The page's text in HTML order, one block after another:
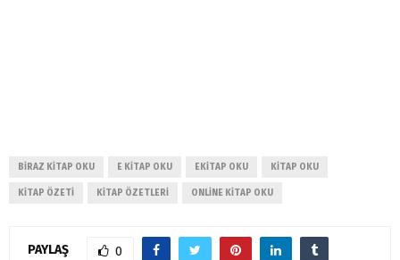
BIRAZ KITAP OKU E KITAP OKU EKITAP OKU KITAP OKU
KITAP ÖZETI KITAP ÖZETLERI ONLINE KITAP OKU
PAYLAŞ 0